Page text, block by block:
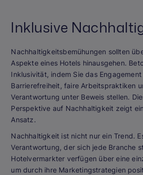
Inklusive
Nachhaltigkeitsbemühungen sollten
Aspekte eines Hotels hinausgehen.
Inklusivität, indem Sie das
Barrierefreiheit, faire Arbeitspraktiken
Verantwortung unter Beweis stellen.
Perspektive auf Nachhaltigkeit zeigt
Ansatz.
Nachhaltigkeit ist nicht nur ein Trend.
Verantwortung, der sich jede Branche
Hotelvermarkter verfügen über eine
um durch ihre Marketingstrategien